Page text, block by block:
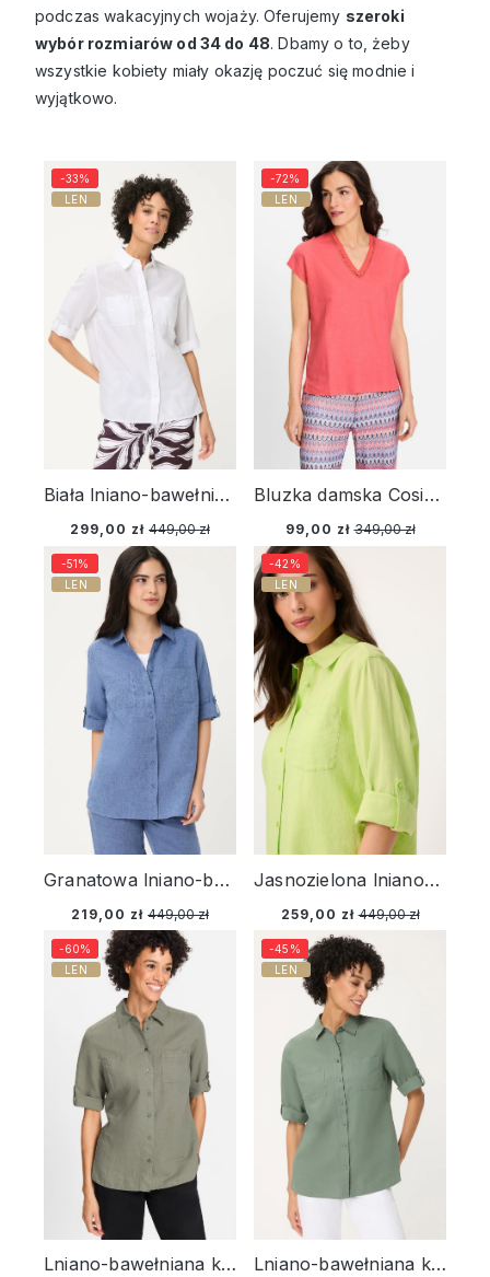
podczas wakacyjnych wojaży. Oferujemy szeroki
wybór rozmiarów od 34 do 48. Dbamy o to, żeby
wszystkie kobiety miały okazję poczuć się modnie i
wyjątkowo.
Biała lniano-bawełniana koszula damska – Savanna Sky
299,00 zł 449,00 zł
-33%
LEN
Bluzka damska Cosima z łączonych materiałów – Boho Beauty
99,00 zł 349,00 zł
-72%
LEN
Granatowa lniano-bawełniana koszula damska – Ciao Amore
219,00 zł 449,00 zł
-51%
LEN
Jasnozielona lniano-wiskozowa koszula damska – Neo Safari
259,00 zł 449,00 zł
-42%
LEN
Lniano-bawełniana koszula damska khaki - Urban Jungle
-60%
LEN
Lniano-bawełniana koszula damska w odcieniu khaki – Neo Safari
-45%
LEN